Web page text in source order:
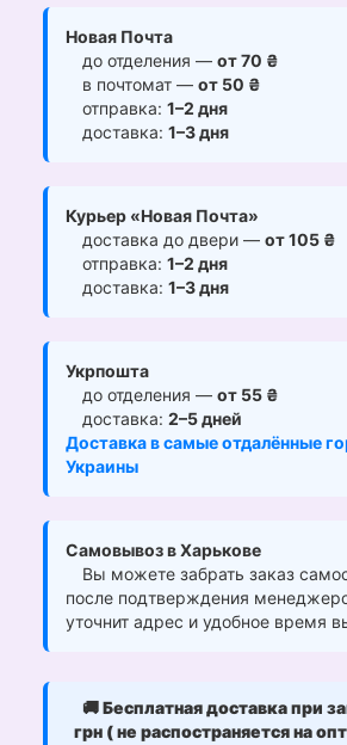
Новая Почта
до отделения — от 70 ₴
в почтомат — от 50 ₴
отправка: 1–2 дня
доставка: 1–3 дня
Курьер «Новая Почта»
доставка до двери — от 105 ₴
отправка: 1–2 дня
доставка: 1–3 дня
Укрпошта
до отделения — от 55 ₴
доставка: 2–5 дней
Доставка в самые отдалённые
Украины
Самовывоз в Харькове
Вы можете забрать заказ
после подтверждения
уточнит адрес и удобное время
🚚Бесплатная доставка при
грн ( не распостраняется на